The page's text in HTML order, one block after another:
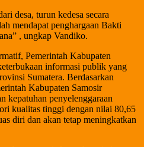
desa, turun kedesa secara
mendapat penghargaan Bakti
, ungkap Vandiko.
Pemerintah Kabupaten
informasi publik yang
Sumatera. Berdasarkan
Kabupaten Samosir
kepatuhan penyelenggaraan
kualitas tinggi dengan nilai 80,65
diri dan akan tetap meningkatkan